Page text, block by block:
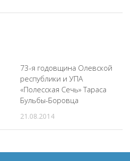
73-я годовщина Олевской
республики и УПА
«Полесская Сечь» Тараса
Бульбы-Боровца
21.08.2014